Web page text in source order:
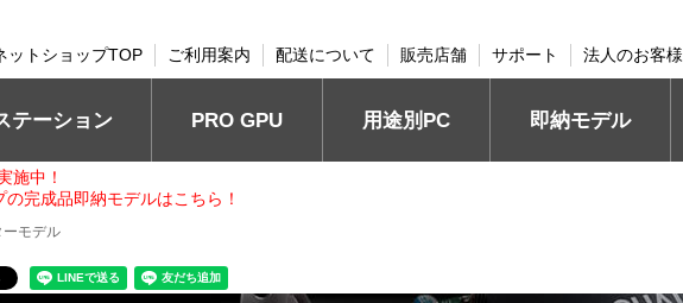
ットショップTOP ご利用案内 配送について 販売店舗 サポート 法人のお客様
テーション PRO GPU 用途別PC 即納モデル
施中！
完成品即納モデルはこちら！
ーモデル